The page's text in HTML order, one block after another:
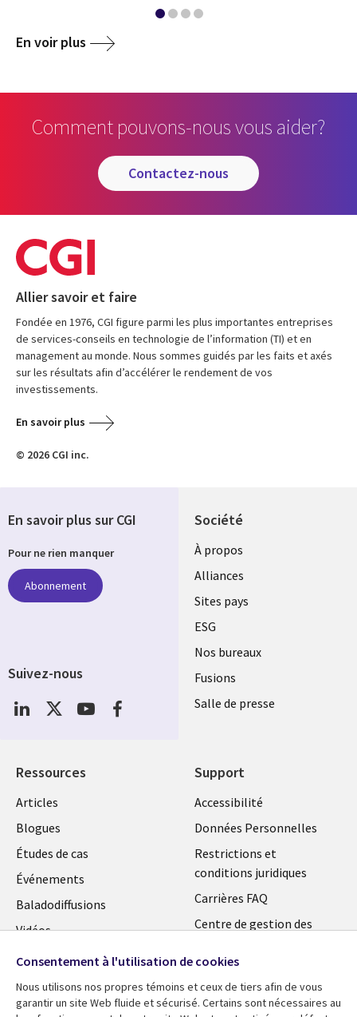
En voir plus
Comment pouvons-nous vous aider?
contactez-nous
Allier savoir et faire
Fondée en 1976, CGI figure parmi les plus importantes entreprises
de services-conseils en technologie de l’information (TI) et en
management au monde. Nous sommes guidés par les faits et axés
sur les résultats afin d’accélérer le rendement de vos
investissements.
En savoir plus
© 2026 CGI inc.
Société
À propos
Alliances
Sites pays
ESG
Nos bureaux
Fusions
Salle de presse
Ressources
Articles
Blogues
Études de cas
Événements
Baladodiffusions
Vidéos
En voir plus
Support
Accessibilité
Données Personnelles
Restrictions et
conditions juridiques
Carrières FAQ
Centre de gestion des
En savoir plus sur CGI
Pour ne rien manquer
Abonnement
Suivez-nous
Social
Media
Consentement à l'utilisation de cookies
Nous utilisons nos propres témoins et ceux de tiers afin de vous
garantir un site Web fluide et sécurisé. Certains sont nécessaires au